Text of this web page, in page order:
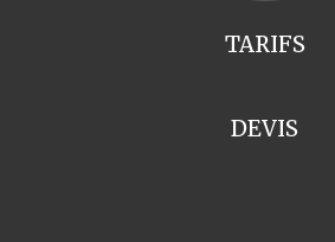
TARIFS
DEVIS